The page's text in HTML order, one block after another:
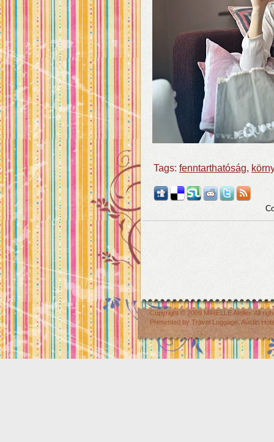
Tags: fenntarthatóság,
Copyright © 2009 MIRELLE Atelier. All
Presented by Travel Luggage Austin